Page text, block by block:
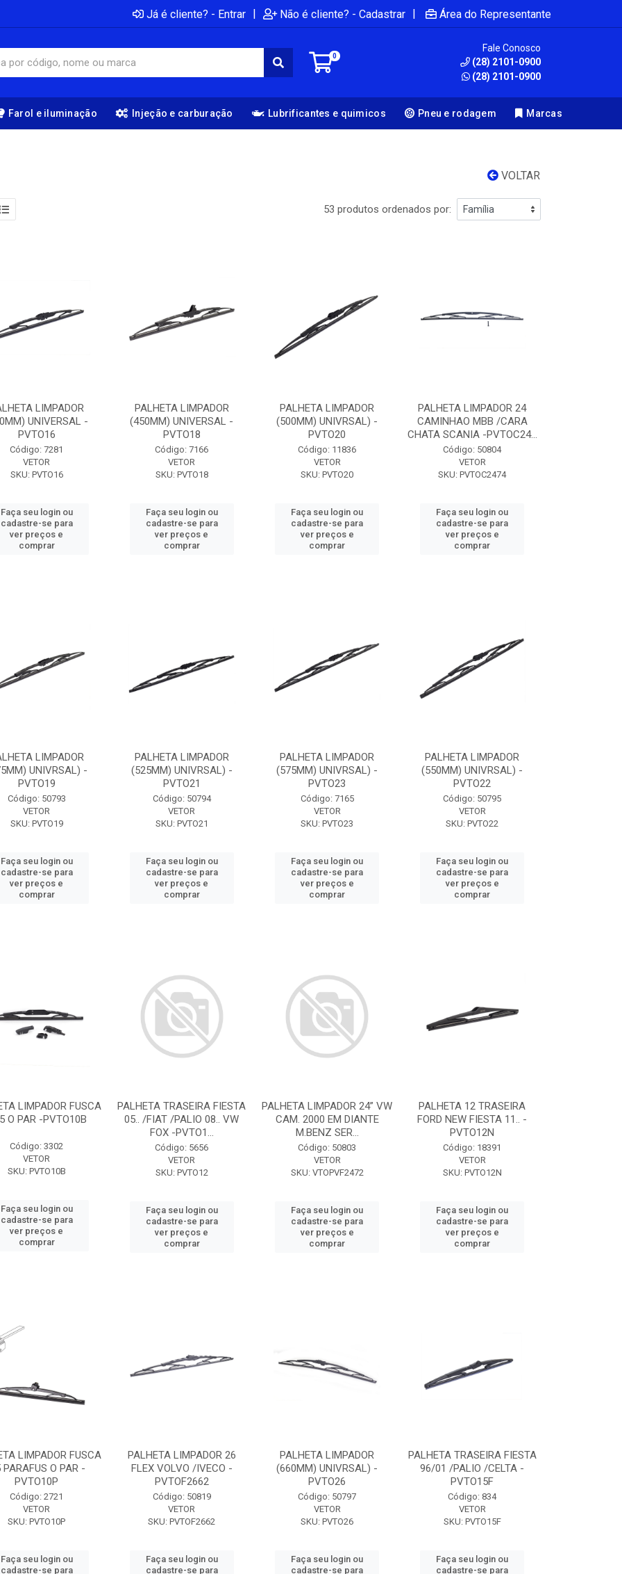
Já é cliente? - Entrar | Não é cliente? - Cadastrar | Área do Representante
0
Fale Conosco
(28) 2101-0900
(28) 2101-0900
Farol e iluminação Injeção e carburação Lubrificantes e quimicos Pneu e rodagem Marcas
VOLTAR
53 produtos ordenados por:
LIMPADOR
UNIVERSAL -
PVTO16
Código: 7281
VETOR
SKU: PVTO16
Faça seu login ou
cadastre-se para
ver preços e
comprar
PALHETA LIMPADOR
(450MM) UNIVERSAL -
PVTO18
Código: 7166
VETOR
SKU: PVTO18
Faça seu login ou
cadastre-se para
ver preços e
comprar
PALHETA LIMPADOR
(500MM) UNIVRSAL) -
PVTO20
Código: 11836
VETOR
SKU: PVTO20
Faça seu login ou
cadastre-se para
ver preços e
comprar
PALHETA LIMPADOR 24
CAMINHAO MBB /CARA
CHATA SCANIA -PVTOC24...
Código: 50804
VETOR
SKU: PVTOC2474
Faça seu login ou
cadastre-se para
ver preços e
comprar
LIMPADOR
UNIVRSAL) -
PVTO19
Código: 50793
VETOR
SKU: PVTO19
Faça seu login ou
cadastre-se para
ver preços e
comprar
PALHETA LIMPADOR
(525MM) UNIVRSAL) -
PVTO21
Código: 50794
VETOR
SKU: PVTO21
Faça seu login ou
cadastre-se para
ver preços e
comprar
PALHETA LIMPADOR
(575MM) UNIVRSAL) -
PVTO23
Código: 7165
VETOR
SKU: PVTO23
Faça seu login ou
cadastre-se para
ver preços e
comprar
PALHETA LIMPADOR
(550MM) UNIVRSAL) -
PVTO22
Código: 50795
VETOR
SKU: PVTO22
Faça seu login ou
cadastre-se para
ver preços e
comprar
LIMPADOR FUSCA
O PAR -PVTO10B
Código: 3302
VETOR
SKU: PVTO10B
Faça seu login ou
cadastre-se para
ver preços e
comprar
PALHETA TRASEIRA FIESTA
05.. /FIAT /PALIO 08.. VW
FOX -PVTO1...
Código: 5656
VETOR
SKU: PVTO12
Faça seu login ou
cadastre-se para
ver preços e
comprar
PALHETA LIMPADOR 24” VW
CAM. 2000 EM DIANTE
M.BENZ SER...
Código: 50803
VETOR
SKU: VTOPVF2472
Faça seu login ou
cadastre-se para
ver preços e
comprar
PALHETA 12 TRASEIRA
FORD NEW FIESTA 11.. -
PVTO12N
Código: 18391
VETOR
SKU: PVTO12N
Faça seu login ou
cadastre-se para
ver preços e
comprar
LIMPADOR FUSCA
PARAFUS O PAR -
PVTO10P
Código: 2721
VETOR
SKU: PVTO10P
Faça seu login ou
cadastre-se para
PALHETA LIMPADOR 26
FLEX VOLVO /IVECO -
PVTOF2662
Código: 50819
VETOR
SKU: PVTOF2662
Faça seu login ou
cadastre-se para
PALHETA LIMPADOR
(660MM) UNIVRSAL) -
PVTO26
Código: 50797
VETOR
SKU: PVTO26
Faça seu login ou
cadastre-se para
PALHETA TRASEIRA FIESTA
96/01 /PALIO /CELTA -
PVTO15F
Código: 834
VETOR
SKU: PVTO15F
Faça seu login ou
cadastre-se para